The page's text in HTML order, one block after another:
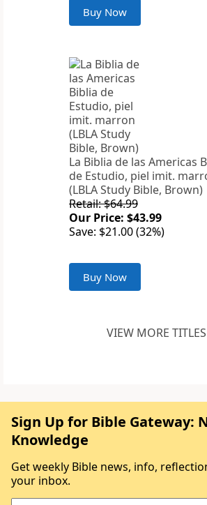
Buy Now
La Biblia de las Americas
de Estudio, piel imit.
(LBLA Study Bible, Brown)
Retail: $64.99
Our Price: $43.99
Save: $21.00 (32%)
Buy Now
VIEW MORE TITLES
Sign Up for Bible Gateway:
Knowledge
Get weekly Bible news, info,
your inbox.